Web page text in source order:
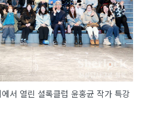
서 열린 셜록클럽 윤홍균 작가 특강